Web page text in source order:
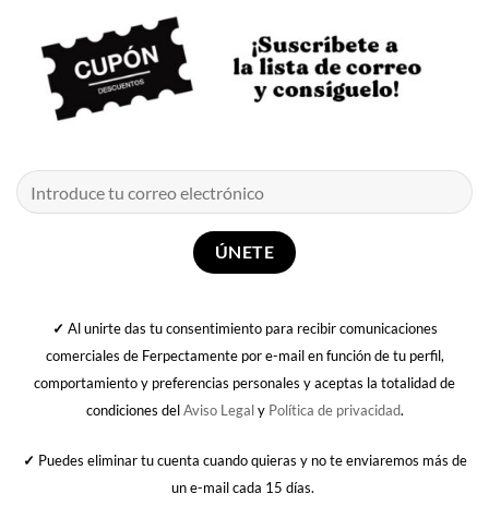
✓ Al unirte das tu consentimiento para recibir comunicaciones
comerciales de Ferpectamente por e-mail en función de tu perfil,
comportamiento y preferencias personales y aceptas la totalidad de
condiciones delAviso Legaly Política de privacidad.
✓ Puedes eliminar tu cuenta cuando quieras y no te enviaremos más de
un e-mail cada 15 días.